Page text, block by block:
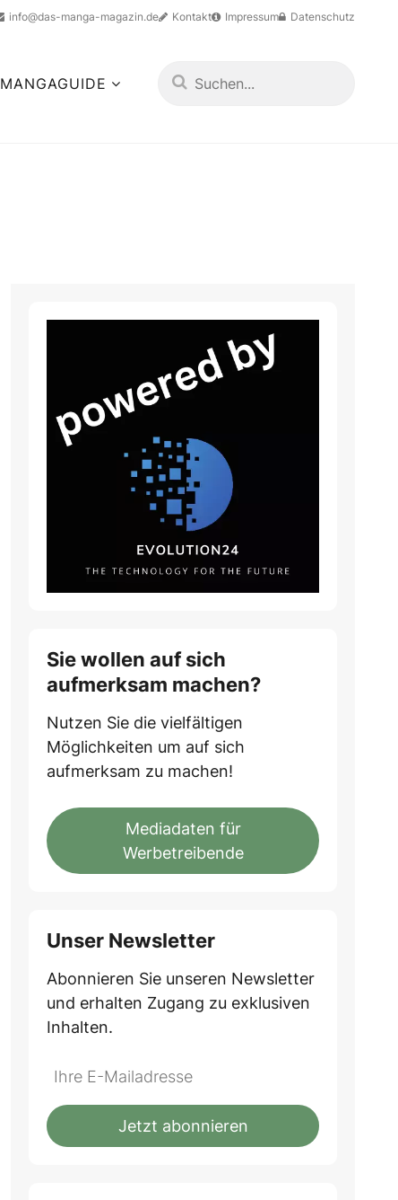
info@das-manga-magazin.de Kontakt Impressum Datenschutz
MANGAGUIDE
Sie wollen auf sich
aufmerksam machen?
Nutzen Sie die vielfältigen
Möglichkeiten um auf sich
aufmerksam zu machen!
Mediadaten für
Werbetreibende
Unser Newsletter
Abonnieren Sie unseren Newsletter
und erhalten Zugang zu exklusiven
Inhalten.
Do
fill
this
*Ihre
Mailadresse:Jetzt abonnieren